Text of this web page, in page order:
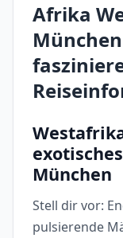
Afrika
München
Stell dir vor:
pulsierende